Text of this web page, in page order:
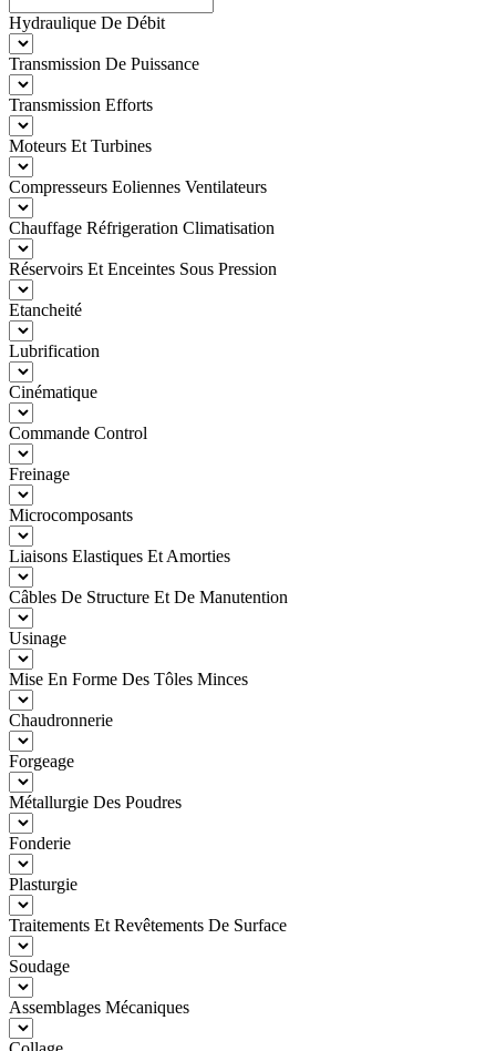
Hydraulique De Débit
Transmission De Puissance
Transmission Efforts
Moteurs Et Turbines
Compresseurs Eoliennes Ventilateurs
Chauffage Réfrigeration Climatisation
Réservoirs Et Enceintes Sous Pression
Etancheité
Lubrification
Cinématique
Commande Control
Freinage
Microcomposants
Liaisons Elastiques Et Amorties
Câbles De Structure Et De Manutention
Usinage
Mise En Forme Des Tôles Minces
Chaudronnerie
Forgeage
Métallurgie Des Poudres
Fonderie
Plasturgie
Traitements Et Revêtements De Surface
Soudage
Assemblages Mécaniques